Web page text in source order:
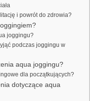
i powrót do zdrowia?
joggingu?
podczas joggingu w
aqua joggingu?
dla początkujących?
dotyczące aqua